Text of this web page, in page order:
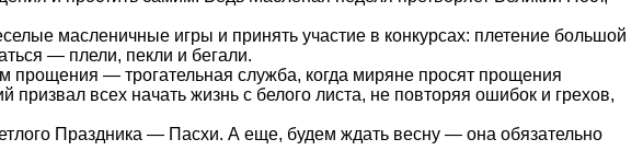
масленичные игры и принять участие в конкурсах: плетение большой
— плели, пекли и бегали.
прощения — трогательная служба, когда миряне просят прощения
всех начать жизнь с белого листа, не повторяя ошибок и грехов,
Праздника — Пасхи. А еще, будем ждать весну — она обязательно